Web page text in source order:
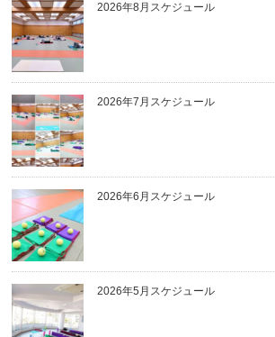
2026年8月スケジュール
2026年7月スケジュール
2026年6月スケジュール
2026年5月スケジュール